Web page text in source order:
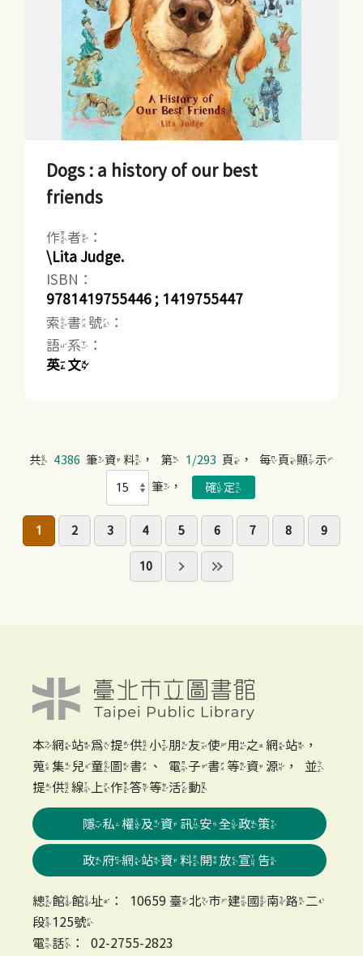
Dogs : a history of our best
friends
作者：
\Lita Judge.
ISBN：
9781419755446 ; 1419755447
索書號：
語系：
英文
共 4386 筆資料，第 1/293 頁，每頁顯示
筆，
1 2 3 4 5 6 7 8 9
10
本網站為提供小朋友使用之網站，
蒐集兒童圖書、電子書等資源，並
提供線上作答等活動
隱私權及資訊安全政策
政府網站資料開放宣告
總館館址：10659 臺北市建國南路二
段125號
電話：02-2755-2823